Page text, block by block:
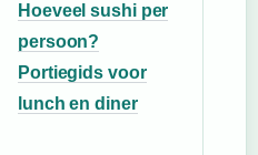
Hoeveel sushi per
persoon?
Portiegids voor
lunch en diner